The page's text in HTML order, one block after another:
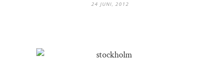
24 JUNI, 2012